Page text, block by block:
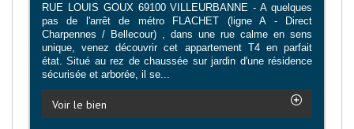
RUE LOUIS GOUX 69100 VILLEURBANNE - A quelques
pas de l'arrêt de métro FLACHET (ligne A - Direct
Charpennes / Bellecour) , dans une rue calme en sens
unique, venez découvrir cet appartement T4 en parfait
état. Situé au rez de chaussée sur jardin d'une résidence
sécurisée et arborée, il se...
Voir le bien